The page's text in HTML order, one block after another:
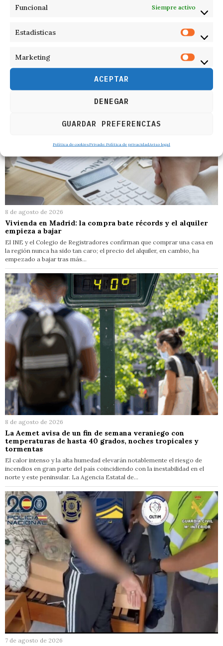
Funcional Siempre activo
Estadísticas
Marketing
ACEPTAR
DENEGAR
GUARDAR PREFERENCIAS
Política de cookiesPrivado: Política de privacidadAviso legal
8 de agosto de 2026
Vivienda en Madrid: la compra bate récords y el alquiler
empieza a bajar
El INE y el Colegio de Registradores confirman que comprar una casa en
la región nunca ha sido tan caro; el precio del alquiler, en cambio, ha
empezado a bajar tras más…
8 de agosto de 2026
La Aemet avisa de un fin de semana veraniego con
temperaturas de hasta 40 grados, noches tropicales y
tormentas
El calor intenso y la alta humedad elevarán notablemente el riesgo de
incendios en gran parte del país coincidiendo con la inestabilidad en el
norte y este peninsular. La Agencia Estatal de…
7 de agosto de 2026